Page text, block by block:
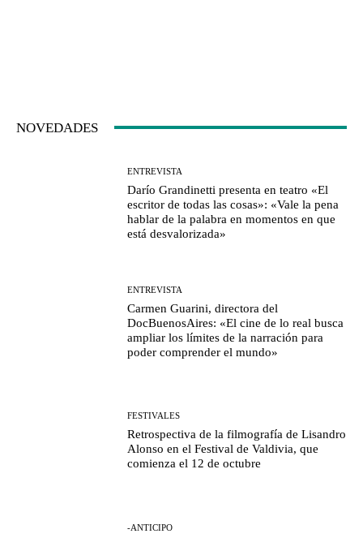
NOVEDADES
ENTREVISTA
Darío Grandinetti presenta en teatro «El
escritor de todas las cosas»: «Vale la pena
hablar de la palabra en momentos en que
está desvalorizada»
ENTREVISTA
Carmen Guarini, directora del
DocBuenosAires: «El cine de lo real busca
ampliar los límites de la narración para
poder comprender el mundo»
FESTIVALES
Retrospectiva de la filmografía de Lisandro
Alonso en el Festival de Valdivia, que
comienza el 12 de octubre
-ANTICIPO